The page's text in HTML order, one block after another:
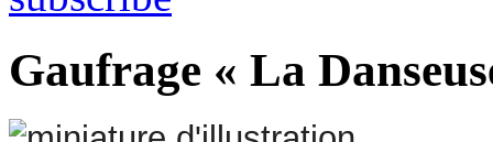
Gaufrage « La